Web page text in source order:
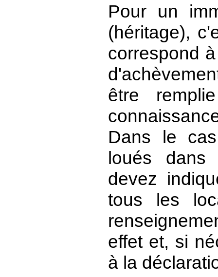
Pour un
(héritage),
correspond
être
Dans le
loués dans
devez
tous les
effet et, si
à la